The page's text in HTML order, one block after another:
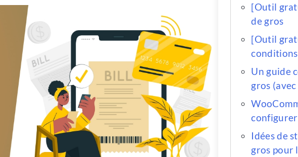
[Outil
de gros
[Outil
Un guide
gros
Idées de
gros pour